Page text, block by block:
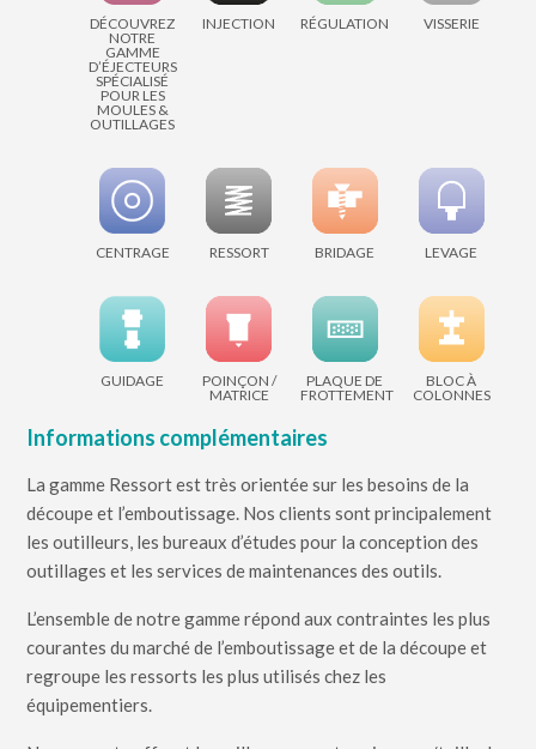
DÉCOUVREZ
NOTRE
GAMME
D’ÉJECTEURS
SPÉCIALISÉ
POUR LES
MOULES &
OUTILLAGES
INJECTION RÉGULATION VISSERIE
CENTRAGE RESSORT BRIDAGE LEVAGE
GUIDAGE
POINÇON /
MATRICE
PLAQUE DE
FROTTEMENT
BLOC À
COLONNES
Informations complémentaires
La gamme Ressort est très orientée sur les besoins de la
découpe et l’emboutissage. Nos clients sont principalement
les outilleurs, les bureaux d’études pour la conception des
outillages et les services de maintenances des outils.
L’ensemble de notre gamme répond aux contraintes les plus
courantes du marché de l’emboutissage et de la découpe et
regroupe les ressorts les plus utilisés chez les
équipementiers.